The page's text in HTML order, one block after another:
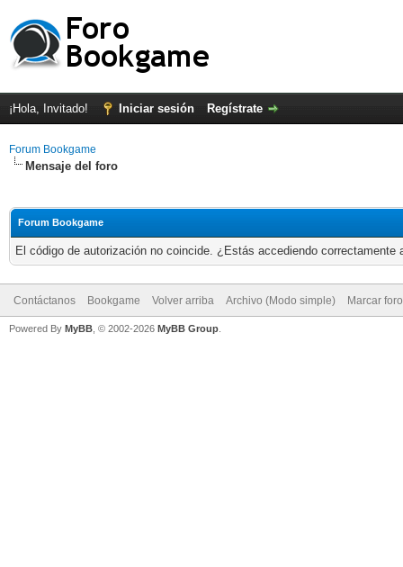
¡Hola, Invitado! Iniciar sesión Regístrate
Forum Bookgame
Mensaje del foro
Forum Bookgame
El código de autorización no coincide. ¿Estás accediendo
Contáctanos Bookgame Volver arriba Archivo (Modo simple) Marcar
Powered By MyBB , © 2002-2026 MyBB Group